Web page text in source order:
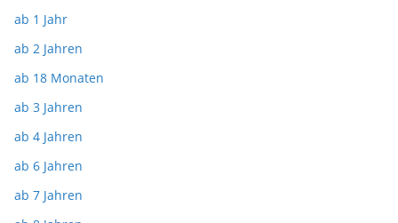
ab 1 Jahr
ab 2 Jahren
ab 18 Monaten
ab 3 Jahren
ab 4 Jahren
ab 6 Jahren
ab 7 Jahren